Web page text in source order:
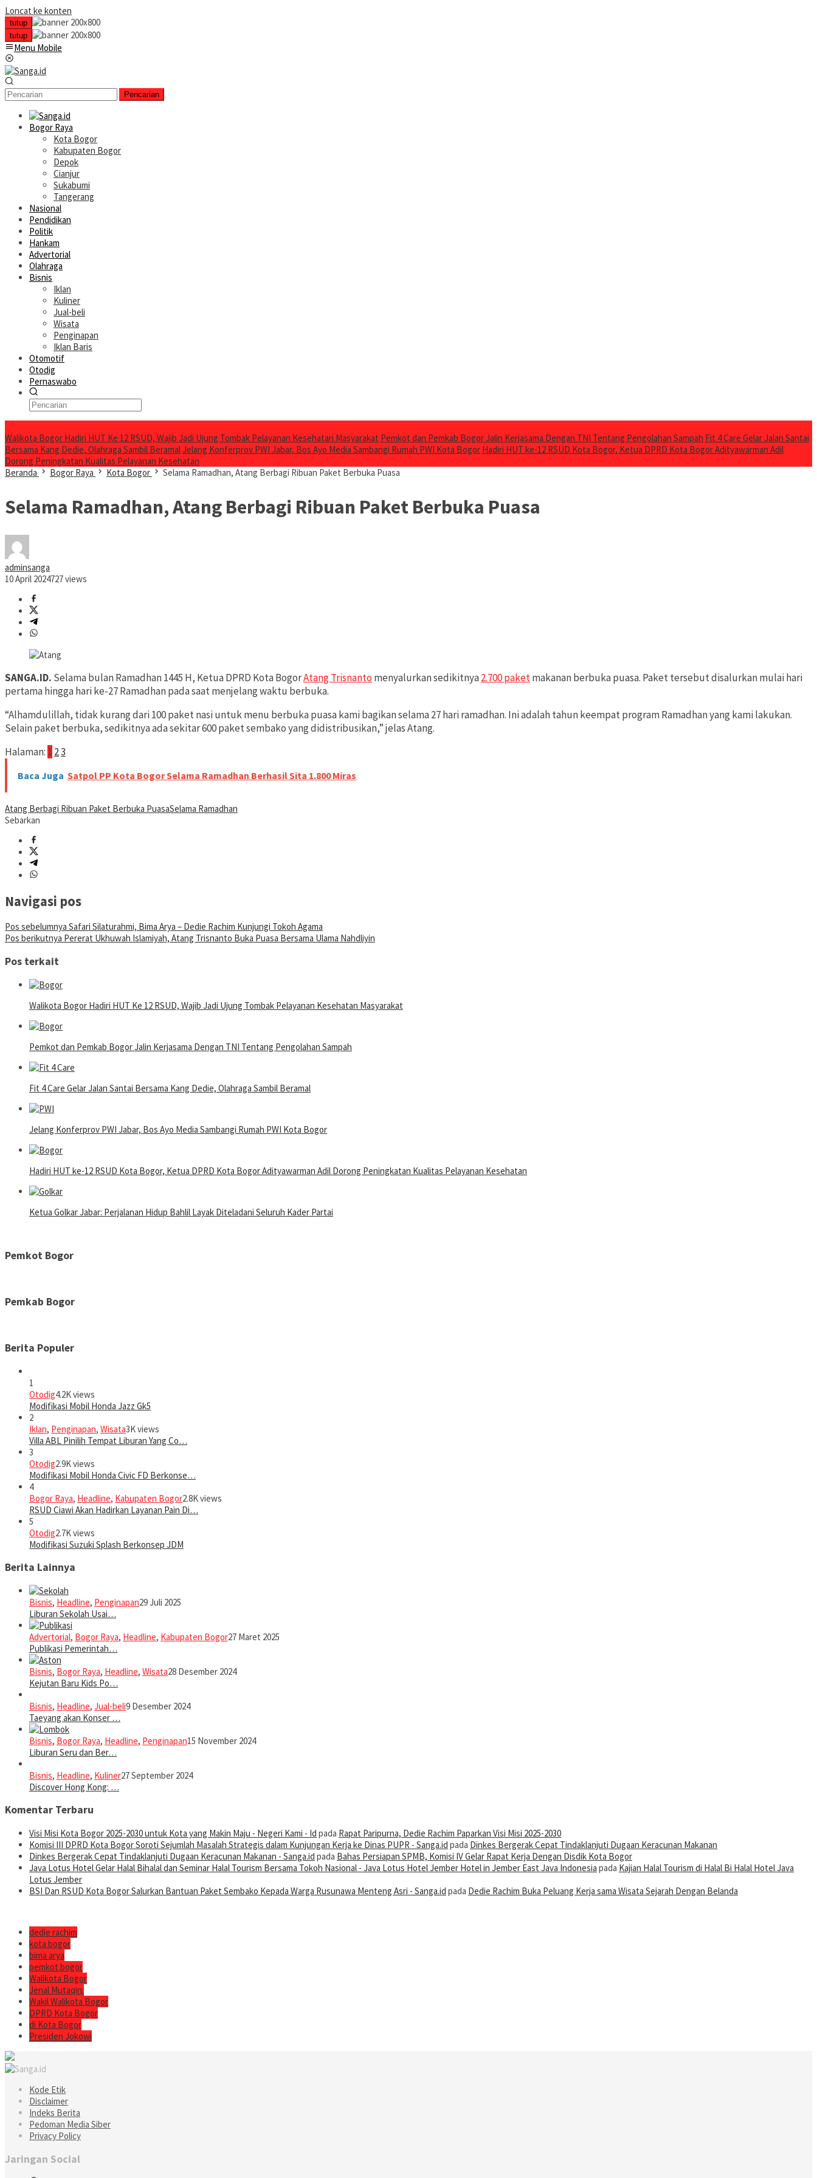
Loncat ke konten
tutup
tutup
Menu Mobile
Pencarian
Bogor Raya
Kota Bogor
Kabupaten Bogor
Depok
Cianjur
Sukabumi
Tangerang
Nasional
Pendidikan
Politik
Hankam
Advertorial
Olahraga
Bisnis
Iklan
Kuliner
Jual-beli
Wisata
Penginapan
Iklan Baris
Otomotif
Otodig
Pernaswabo
Walikota Bogor Hadiri HUT Ke 12 RSUD, Wajib Jadi Ujung Tombak Pelayanan Kesehatan Masyarakat Pemkot dan Pemkab Bogor Jalin Kerjasama Dengan TNI Tentang Pengolahan Sampah Fit 4 Care Gelar Jalan Santai
Bersama Kang Dedie, Olahraga Sambil BeramalJelang Konferprov PWI Jabar, Bos Ayo Media Sambangi Rumah PWI Kota Bogor Hadiri HUT ke-12 RSUD Kota Bogor, Ketua DPRD Kota Bogor Adityawarman Adil
Dorong Peningkatan Kualitas Pelayanan Kesehatan
Beranda
Bogor Raya Kota Bogor Selama Ramadhan, Atang Berbagi Ribuan Paket Berbuka Puasa
Selama Ramadhan, Atang Berbagi Ribuan Paket Berbuka Puasa
adminsanga
10 April 2024727 views
SANGA.ID. Selama bulan Ramadhan 1445 H, Ketua DPRD Kota BogorAtang Trisnanto menyalurkan sedikitnya2.700 paketmakanan berbuka puasa. Paket tersebut disalurkan mulai hari
pertama hingga hari ke-27 Ramadhan pada saat menjelang waktu berbuka.
“Alhamdulillah, tidak kurang dari 100 paket nasi untuk menu berbuka puasa kami bagikan selama 27 hari ramadhan. Ini adalah tahun keempat program Ramadhan yang kami lakukan.
Selain paket berbuka, sedikitnya ada sekitar 600 paket sembako yang didistribusikan,” jelas Atang.
Halaman: 1 23
Baca Juga Satpol PP Kota Bogor Selama Ramadhan Berhasil Sita 1.800 Miras
Atang Berbagi Ribuan Paket Berbuka PuasaSelama Ramadhan
Sebarkan
Navigasi pos
Pos sebelumnya Safari Silaturahmi, Bima Arya – Dedie Rachim Kunjungi Tokoh Agama
Pos berikutnya Pererat Ukhuwah Islamiyah, Atang Trisnanto Buka Puasa Bersama Ulama Nahdliyin
Pos terkait
Walikota Bogor Hadiri HUT Ke 12 RSUD, Wajib Jadi Ujung Tombak Pelayanan Kesehatan Masyarakat
Pemkot dan Pemkab Bogor Jalin Kerjasama Dengan TNI Tentang Pengolahan Sampah
Fit 4 Care Gelar Jalan Santai Bersama Kang Dedie, Olahraga Sambil Beramal
Jelang Konferprov PWI Jabar, Bos Ayo Media Sambangi Rumah PWI Kota Bogor
Hadiri HUT ke-12 RSUD Kota Bogor, Ketua DPRD Kota Bogor Adityawarman Adil Dorong Peningkatan Kualitas Pelayanan Kesehatan
Ketua Golkar Jabar: Perjalanan Hidup Bahlil Layak Diteladani Seluruh Kader Partai
Pemkot Bogor
Pemkab Bogor
Berita Populer
1
Otodig4.2K views
Modifikasi Mobil Honda Jazz Gk5
2
Iklan, Penginapan, Wisata3K views
Villa ABL Pinilih Tempat Liburan Yang Co…
3
Otodig2.9K views
Modifikasi Mobil Honda Civic FD Berkonse…
4
Bogor Raya, Headline, Kabupaten Bogor2.8K views
RSUD Ciawi Akan Hadirkan Layanan Pain Di…
5
Otodig2.7K views
Modifikasi Suzuki Splash Berkonsep JDM
Berita Lainnya
Bisnis, Headline, Penginapan29 Juli 2025
Liburan Sekolah Usai…
Advertorial, Bogor Raya, Headline, Kabupaten Bogor27 Maret 2025
Publikasi Pemerintah…
Bisnis, Bogor Raya, Headline, Wisata28 Desember 2024
Kejutan Baru Kids Po…
Bisnis, Headline, Jual-beli9 Desember 2024
Taeyang akan Konser …
Bisnis, Bogor Raya, Headline, Penginapan15 November 2024
Liburan Seru dan Ber…
Bisnis, Headline, Kuliner27 September 2024
Discover Hong Kong: …
Komentar Terbaru
Visi Misi Kota Bogor 2025-2030 untuk Kota yang Makin Maju - Negeri Kami - Id pada Rapat Paripurna, Dedie Rachim Paparkan Visi Misi 2025-2030
Komisi III DPRD Kota Bogor Soroti Sejumlah Masalah Strategis dalam Kunjungan Kerja ke Dinas PUPR - Sanga.id pada Dinkes Bergerak Cepat Tindaklanjuti Dugaan Keracunan Makanan
Dinkes Bergerak Cepat Tindaklanjuti Dugaan Keracunan Makanan - Sanga.id pada Bahas Persiapan SPMB, Komisi IV Gelar Rapat Kerja Dengan Disdik Kota Bogor
Java Lotus Hotel Gelar Halal Bihalal dan Seminar Halal Tourism Bersama Tokoh Nasional - Java Lotus Hotel Jember Hotel in Jember East Java Indonesia pada Kajian Halal Tourism di Halal Bi Halal Hotel Java
Lotus Jember
BSI Dan RSUD Kota Bogor Salurkan Bantuan Paket Sembako Kepada Warga Rusunawa Menteng Asri - Sanga.id pada Dedie Rachim Buka Peluang Kerja sama Wisata Sejarah Dengan Belanda
dedie rachim
kota bogor
bima arya
pemkot bogor
Walikota Bogor
Jenal Mutaqin:
Wakil Walikota Bogor
DPRD Kota Bogor
di Kota Bogor
Presiden Jokowi
Kode Etik
Disclaimer
Indeks Berita
Pedoman Media Siber
Privacy Policy
Jaringan Social